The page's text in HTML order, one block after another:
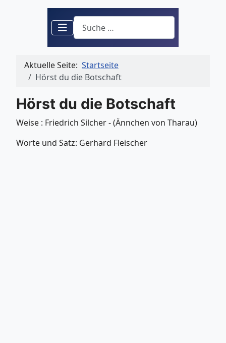
Suchen
Aktuelle Seite: Startseite
Hörst du die Botschaft
Hörst du die Botschaft
Weise : Friedrich Silcher - (Ännchen von Tharau)
Worte und Satz: Gerhard Fleischer